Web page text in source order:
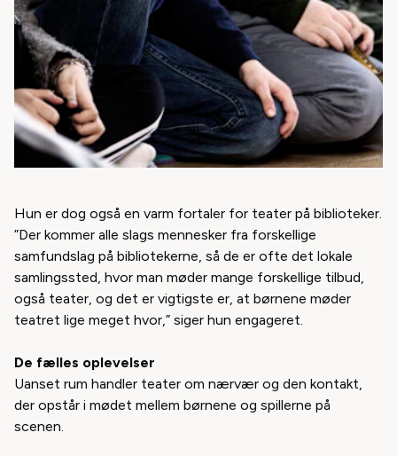
Hun er dog også en varm fortaler for teater på biblioteker.
”Der kommer alle slags mennesker fra forskellige
samfundslag på bibliotekerne, så de er ofte det lokale
samlingssted, hvor man møder mange forskellige tilbud,
også teater, og det er vigtigste er, at børnene møder
teatret lige meget hvor,” siger hun engageret.
De fælles oplevelser
Uanset rum handler teater om nærvær og den kontakt,
der opstår i mødet mellem børnene og spillerne på
scenen.